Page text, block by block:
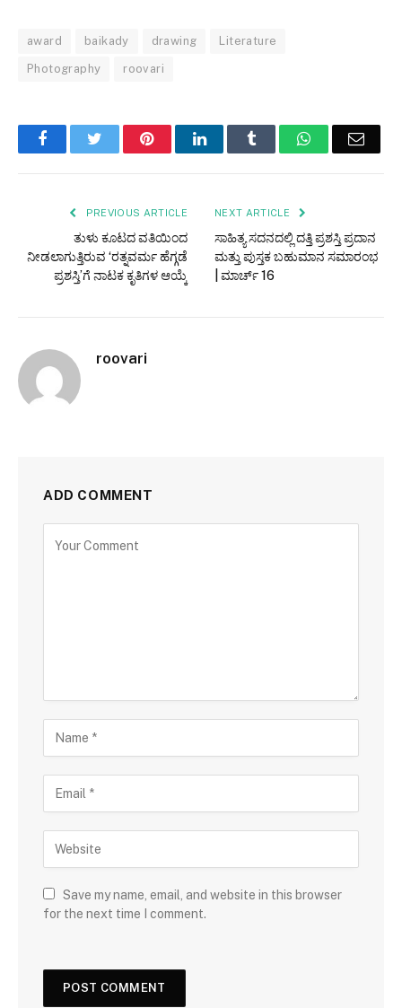
award baikady drawing Literature
Photography roovari
FacebookTwitter PinterestLinkedInTumblr WhatsAppEmail
PREVIOUS ARTICLE
ತುಳು ಕೂಟದ ವತಿಯಿಂದ
ನೀಡಲಾಗುತ್ತಿರುವ ‘ರತ್ನವರ್ಮ ಹೆಗ್ಗಡೆ
ಪ್ರಶಸ್ತಿ’ಗೆ ನಾಟಕ ಕೃತಿಗಳ ಆಯ್ಕೆ
NEXT ARTICLE
ಸಾಹಿತ್ಯ ಸದನದಲ್ಲಿ ದತ್ತಿ ಪ್ರಶಸ್ತಿ ಪ್ರದಾನ
ಮತ್ತು ಪುಸ್ತಕ ಬಹುಮಾನ ಸಮಾರಂಭ
| ಮಾರ್ಚ್ 16
roovari
ADD COMMENT
Save my name, email, and website in this browser
for the next time I comment.